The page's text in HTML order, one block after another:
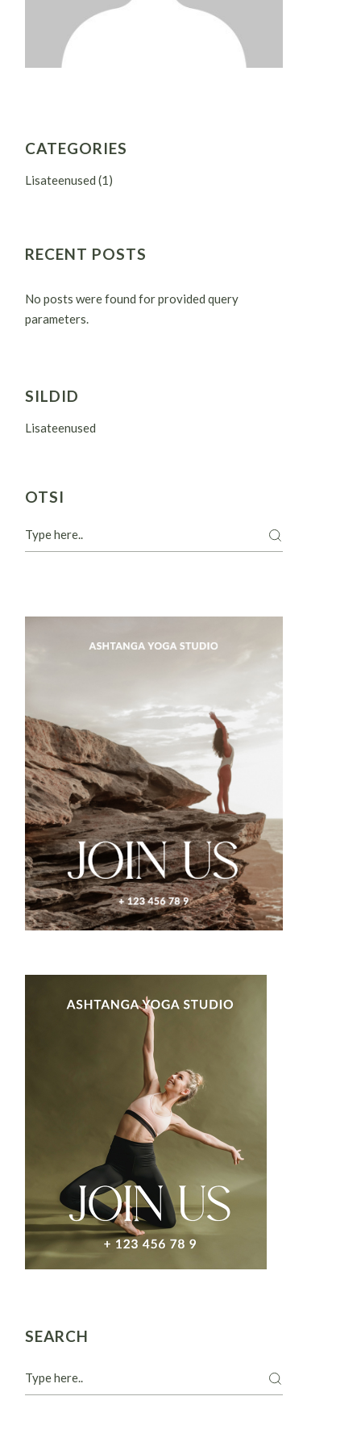
CATEGORIES
Lisateenused (1)
RECENT POSTS
No posts were found for provided query
parameters.
SILDID
Lisateenused
OTSI
SEARCH